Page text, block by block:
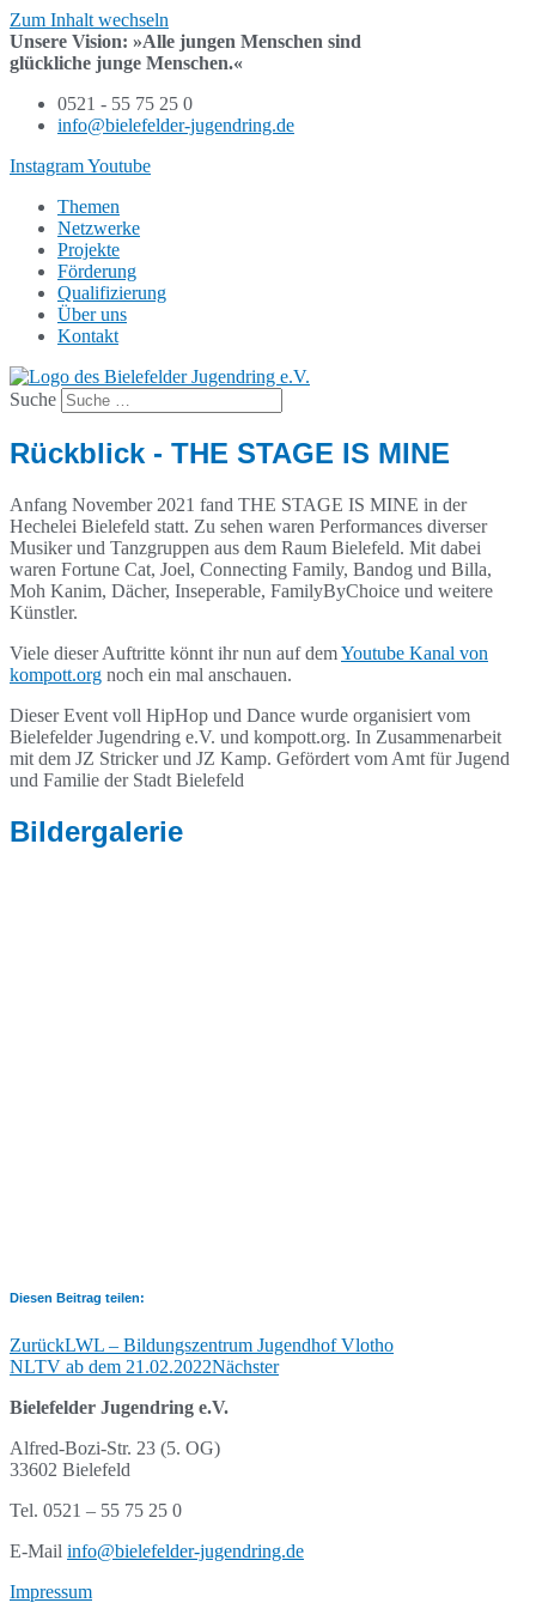
Zum Inhalt wechseln
Unsere Vision: »Alle jungen Menschen sind
glückliche junge Menschen.«
0521 - 55 75 25 0
info@bielefelder-jugendring.de
InstagramYoutube
Themen
Netzwerke
Projekte
Förderung
Qualifizierung
Über uns
Kontakt
Suche
Rückblick - THE STAGE IS MINE
Anfang November 2021 fand THE STAGE IS MINE in der
Hechelei Bielefeld statt. Zu sehen waren Performances diverser
Musiker und Tanzgruppen aus dem Raum Bielefeld. Mit dabei
waren Fortune Cat, Joel, Connecting Family, Bandog und Billa,
Moh Kanim, Dächer, Inseperable, FamilyByChoice und weitere
Künstler.
Viele dieser Auftritte könnt ihr nun auf demYoutube Kanal von
kompott.org noch ein mal anschauen.
Dieser Event voll HipHop und Dance wurde organisiert vom
Bielefelder Jugendring e.V. und kompott.org. In Zusammenarbeit
mit dem JZ Stricker und JZ Kamp. Gefördert vom Amt für Jugend
und Familie der Stadt Bielefeld
Bildergalerie
Diesen Beitrag teilen:
ZurückLWL – Bildungszentrum Jugendhof Vlotho
NLTV ab dem 21.02.2022Nächster
Bielefelder Jugendring e.V.
Alfred-Bozi-Str. 23 (5. OG)
33602 Bielefeld
Tel. 0521 – 55 75 25 0
E-Mail info@bielefelder-jugendring.de
Impressum